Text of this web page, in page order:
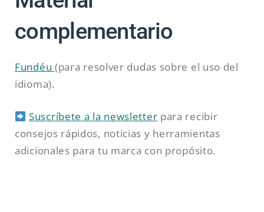
complementario
Fundéu (para resolver dudas sobre el uso del
idioma).
Suscríbete a la newsletter para recibir
consejos rápidos, noticias y herramientas
adicionales para tu marca con propósito.